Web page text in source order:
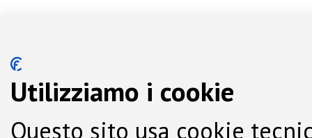
Utilizziamo i cookie
Questo sito usa cookie